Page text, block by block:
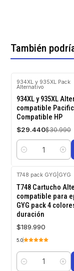
También
OFF
934XL y 935XL Pack
Alternativo
934XL y 935XL
compatible
Compatible HP
$29.440$30.990
Cantidad
T748 pack GYG GYG
T748 Cartucho
compatible para
GYG pack 4
duración
$189.990
5.0
Cantidad